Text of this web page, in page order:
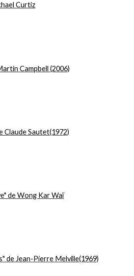
Curtiz
Campbell (2006)
Claude Sautet(1972)
de Wong Kar Waï
de Jean-Pierre Melville(1969)